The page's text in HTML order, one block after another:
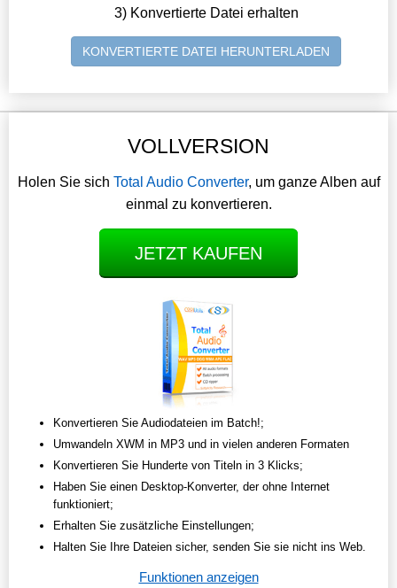
3) Konvertierte Datei erhalten
KONVERTIERTE DATEI HERUNTERLADEN
VOLLVERSION
Holen Sie sich Total Audio Converter, um ganze Alben auf
einmal zu konvertieren.
JETZT KAUFEN
Konvertieren Sie Audiodateien im Batch!;
Umwandeln XWM in MP3 und in vielen anderen Formaten
Konvertieren Sie Hunderte von Titeln in 3 Klicks;
Haben Sie einen Desktop-Konverter, der ohne Internet
funktioniert;
Erhalten Sie zusätzliche Einstellungen;
Halten Sie Ihre Dateien sicher, senden Sie sie nicht ins Web.
Funktionen anzeigen